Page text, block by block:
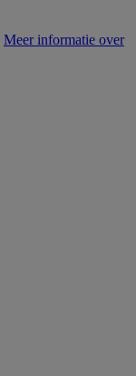
Meer informatie over